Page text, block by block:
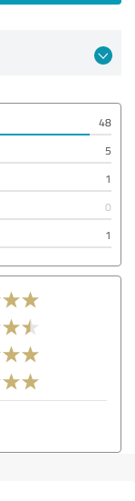
48
5
1
0
1